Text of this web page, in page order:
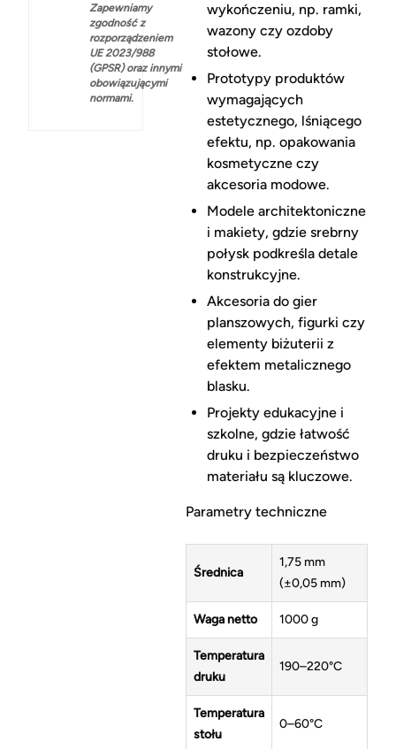
Zapewniamy
zgodność z
rozporządzeniem
UE 2023/988
(GPSR) oraz innymi
obowiązującymi
normami.
wykończeniu, np. ramki,
wazony czy ozdoby
stołowe.
Prototypy produktów
wymagających
estetycznego, lśniącego
efektu, np. opakowania
kosmetyczne czy
akcesoria modowe.
Modele architektoniczne
i makiety, gdzie srebrny
połysk podkreśla detale
konstrukcyjne.
Akcesoria do gier
planszowych, figurki czy
elementy biżuterii z
efektem metalicznego
blasku.
Projekty edukacyjne i
szkolne, gdzie łatwość
druku i bezpieczeństwo
materiału są kluczowe.
Parametry techniczne
Średnica
1,75 mm
(±0,05 mm)
Waga netto 1000 g
Temperatura
druku
190–220°C
Temperatura
stołu
0–60°C